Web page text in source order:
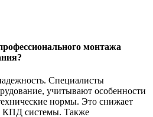
монтажа
Специалисты
учитывают особенности
нормы. Это снижает
КПД системы. Также